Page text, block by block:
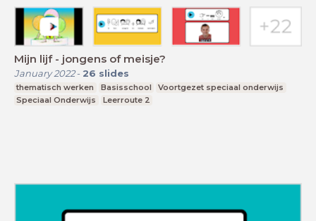
Mijn lijf - jongens of meisje?
January 2022- 26 slides
thematisch werken Basisschool
Voortgezet speciaal onderwijs
Speciaal Onderwijs
Leerroute 2